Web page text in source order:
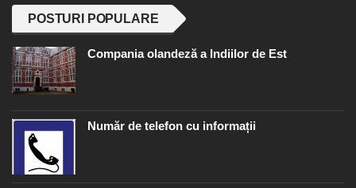
POSTURI POPULARE
Compania olandeză a Indiilor de Est
Număr de telefon cu informații